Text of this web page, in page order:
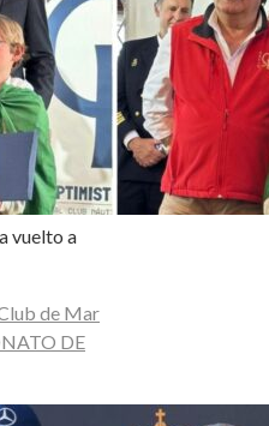
vuelto a
de Mar
DE